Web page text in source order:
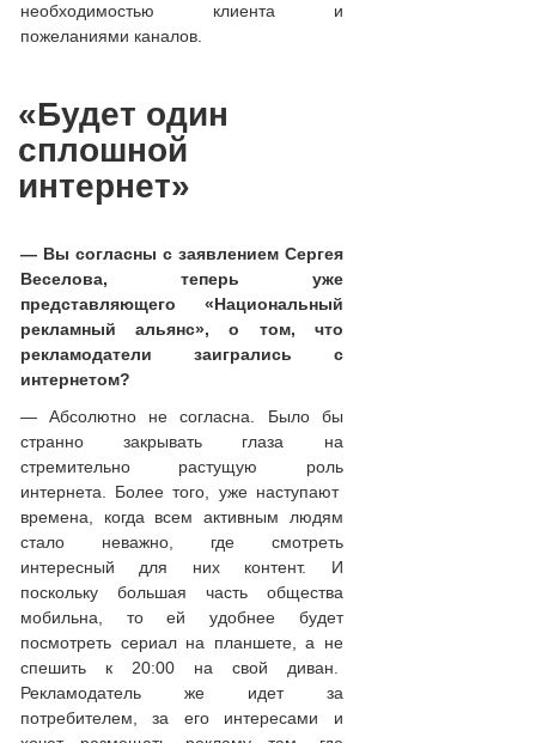
необходимостью клиента и
пожеланиями каналов.
«Будет один
сплошной
интернет»
— Вы согласны с заявлением Сергея
Веселова, теперь уже
представляющего «Национальный
рекламный альянс», о том, что
рекламодатели заигрались с
интернетом?
— Абсолютно не согласна. Было бы
странно закрывать глаза на
стремительно растущую роль
интернета. Более того, уже наступают
времена, когда всем активным людям
стало неважно, где смотреть
интересный для них контент. И
поскольку большая часть общества
мобильна, то ей удобнее будет
посмотреть сериал на планшете, а не
спешить к 20:00 на свой диван.
Рекламодатель же идет за
потребителем, за его интересами и